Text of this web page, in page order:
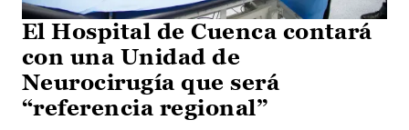
El Hospital de Cuenca contará
con una Unidad de
Neurocirugía que será
“referencia regional”